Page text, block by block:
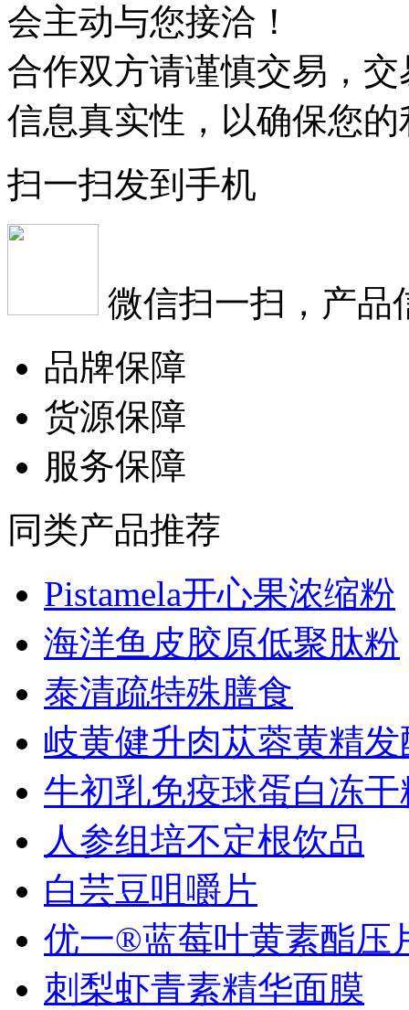
会主动与您接洽！
合作双方请谨慎交易，
信息真实性，以确保您
扫一扫发到手机
微信扫一扫，产品
品牌保障
货源保障
服务保障
同类产品推荐
Pistamela开心果浓缩粉
海洋鱼皮胶原低聚肽粉
泰清疏特殊膳食
岐黄健升肉苁蓉黄精发
牛初乳免疫球蛋白冻干
人参组培不定根饮品
白芸豆咀嚼片
优一®蓝莓叶黄素酯压
刺梨虾青素精华面膜